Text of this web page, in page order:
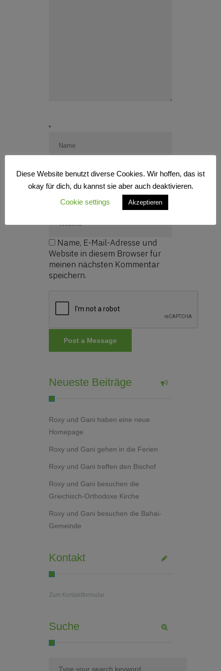
Name, E-Mail-Adresse und
Website in diesem Browser für
meinen nächsten Kommentar
speichern.
Neueste Beiträge
Roxy und Gani haben eine neue
Homepage
Roxy und Gani gehen in die Ferien
Roxy und Gani treffen den Bischof
Roxy und Gani besuchen die
Griechisch-Orthodoxe Kirche
Roxy und Gani besuchen die Bahai-
Gemeinde
Kontakt
Zum Kontaktformular
Suche
Diese Website benutzt diverse Cookies. Wir hoffen, das ist
okay für dich, du kannst sie aber auch deaktivieren.
Cookie settings
Akzeptieren